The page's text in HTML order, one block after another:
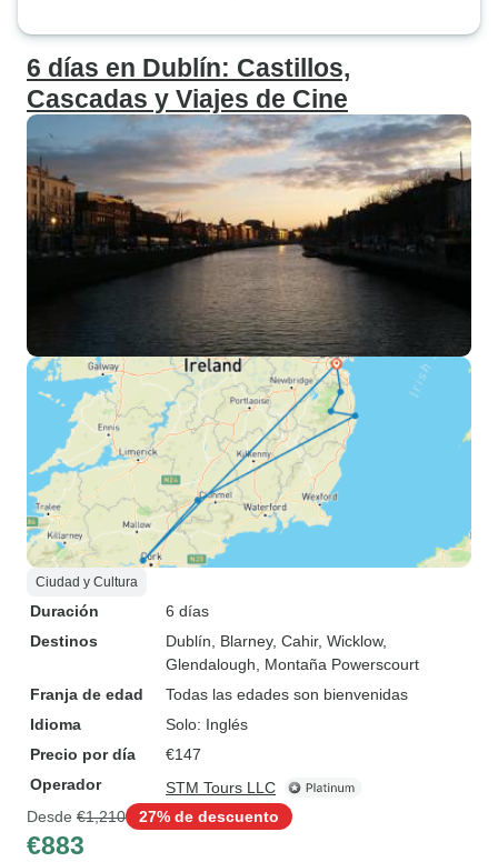
6 días en Dublín: Castillos,
Cascadas y Viajes de Cine
Ciudad y Cultura
Duración
6 días
Destinos
Dublín , Blarney, Cahir, Wicklow,
Glendalough , Montaña Powerscourt
Franja de edad
Todas las edades son bienvenidas
Idioma
Solo: Inglés
Precio por día
€147
Operador
STM Tours LLC
Desde €1,210 27% de descuento
€883